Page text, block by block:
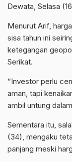
Dewata, Selasa
Menurut Arif,
sisa tahun ini
ketegangan
Serikat.
“Investor perlu
aman, tapi
ambil untung
Sementara itu,
(34), mengaku
panjang meski